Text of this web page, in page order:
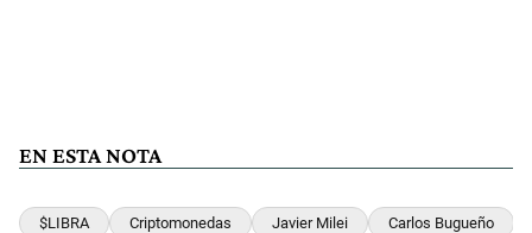
EN ESTA NOTA
$LIBRA Criptomonedas Javier Milei Carlos Bugueño